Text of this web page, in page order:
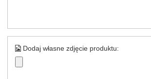
Dodaj własne zdjęcie produktu: